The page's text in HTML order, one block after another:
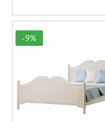
-9%